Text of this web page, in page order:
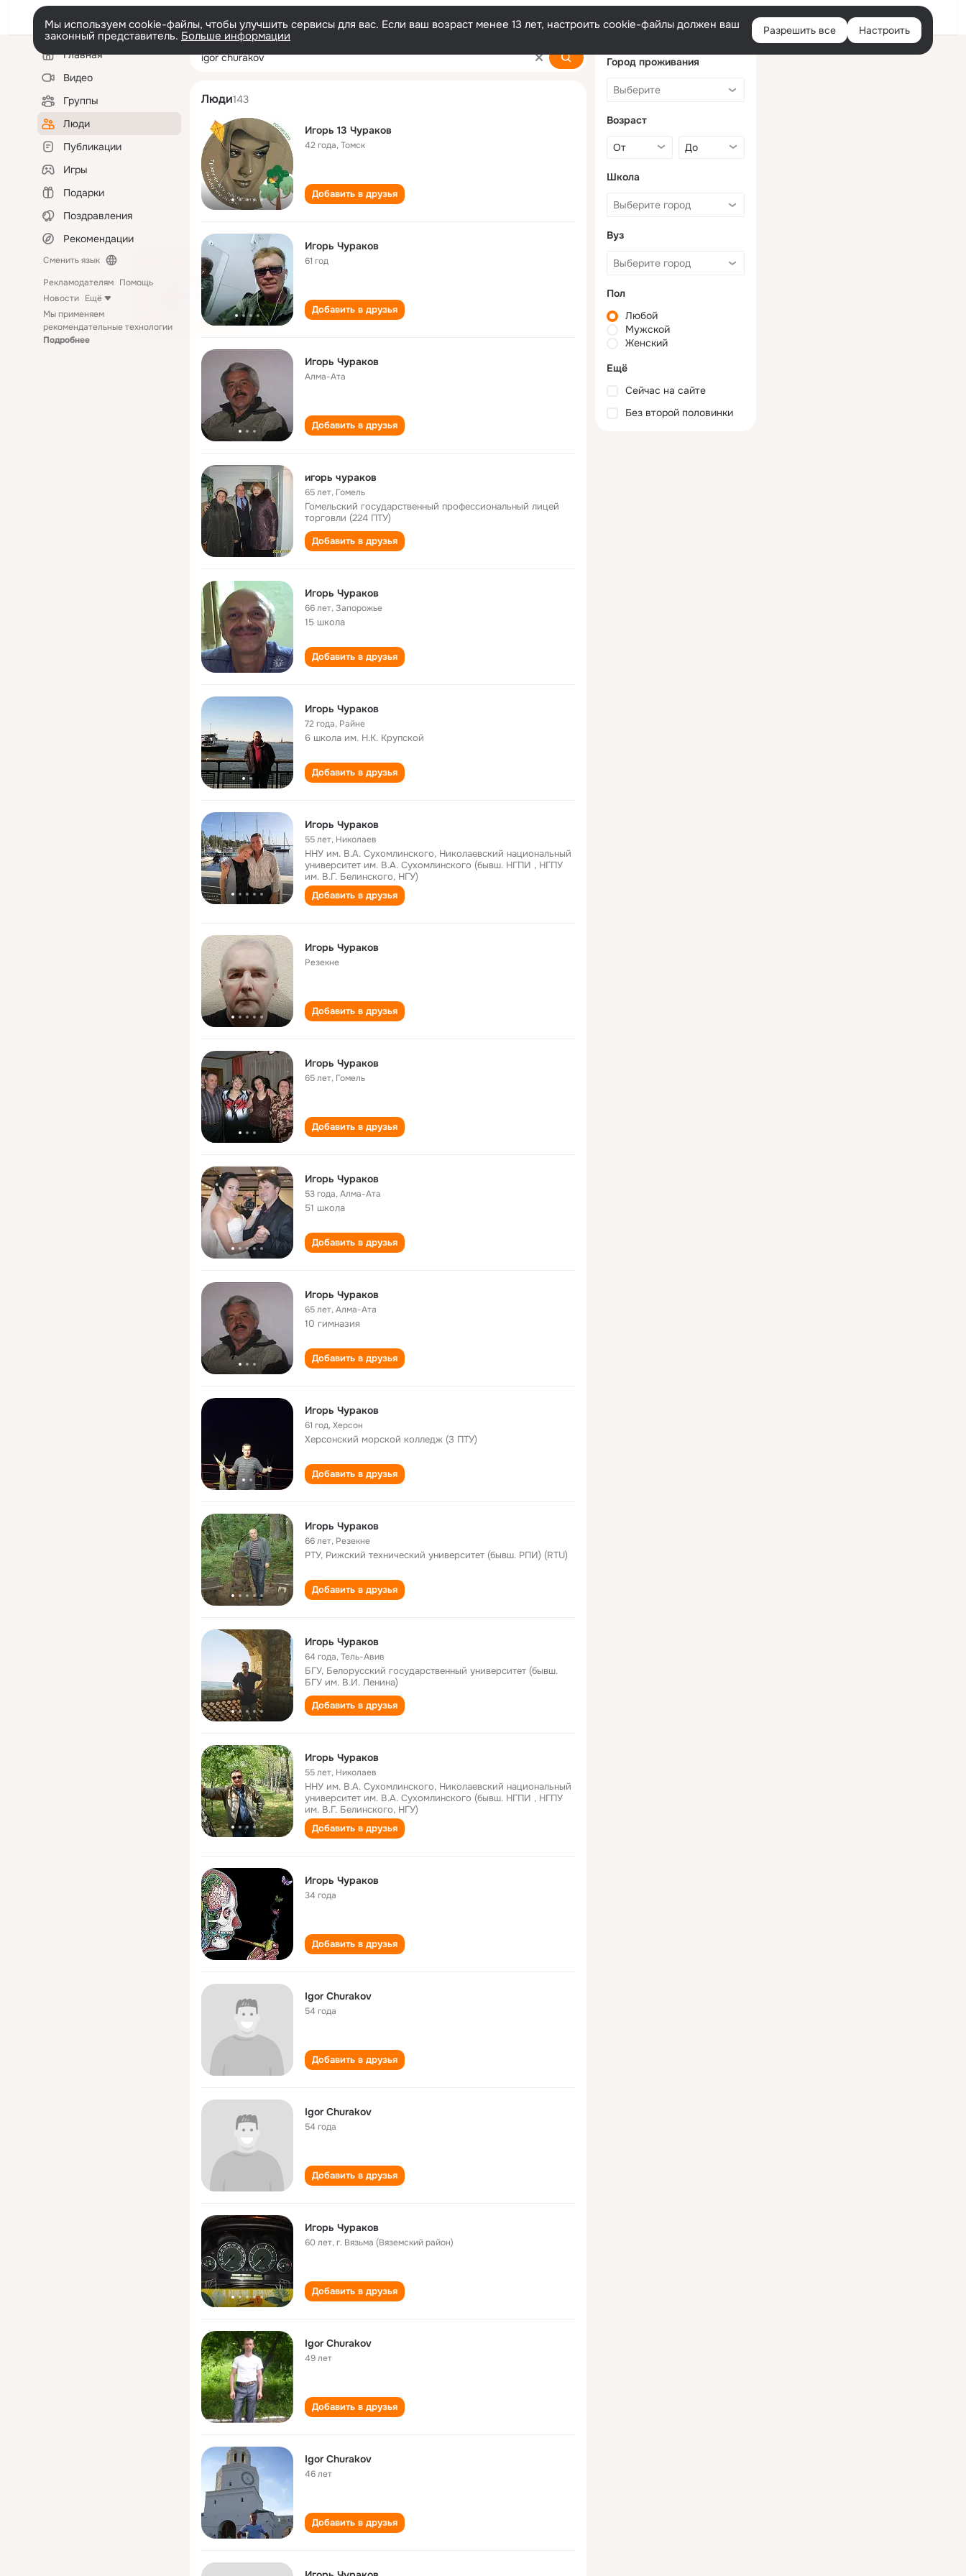
Войти
Мы используем cookie-файлы, чтобы улучшить сервисы для вас. Если ваш возраст менее 13 лет, настроить cookie-файлы должен ваш
законный представитель. Больше информации Разрешить все Настроить
Левая
колонкаГлавная
Видео
Группы
Люди
Публикации
Игры
Подарки
Поздравления
Рекомендации
Сменить язык
Рекламодателям Помощь
Новости Ещё
Мы применяем
рекомендательные технологии
Подробнее
igor churakov
Люди143
Игорь 13 Чураков
42 года,Томск
Добавить в друзья
Игорь Чураков
61 год
Добавить в друзья
Игорь Чураков
Алма-Ата
Добавить в друзья
игорь чураков
65 лет, Гомель
Гомельский государственный профессиональный лицей
торговли (224 ПТУ)
Добавить в друзья
Игорь Чураков
66 лет,Запорожье
15 школа
Добавить в друзья
Игорь Чураков
72 года, Райне
6 школа им. Н.К. Крупской
Добавить в друзья
Игорь Чураков
55 лет, Николаев
ННУ им. В.А. Сухомлинского, Николаевский национальный
университет им. В.А. Сухомлинского (бывш. НГПИ , НГПУ
им. В.Г. Белинского, НГУ)
Добавить в друзья
Игорь Чураков
Резекне
Добавить в друзья
Игорь Чураков
65 лет, Гомель
Добавить в друзья
Игорь Чураков
53 года,Алма-Ата
51 школа
Добавить в друзья
Игорь Чураков
65 лет,Алма-Ата
10 гимназия
Добавить в друзья
Игорь Чураков
61 год,Херсон
Херсонский морской колледж (3 ПТУ)
Добавить в друзья
Игорь Чураков
66 лет, Резекне
РТУ, Рижский технический университет (бывш. РПИ) (RTU)
Добавить в друзья
Игорь Чураков
64 года,Тель-Авив
БГУ, Белорусский государственный университет (бывш.
БГУ им. В.И. Ленина)
Добавить в друзья
Игорь Чураков
55 лет, Николаев
ННУ им. В.А. Сухомлинского, Николаевский национальный
университет им. В.А. Сухомлинского (бывш. НГПИ , НГПУ
им. В.Г. Белинского, НГУ)
Добавить в друзья
Игорь Чураков
34 года
Добавить в друзья
Igor Churakov
54 года
Добавить в друзья
Igor Churakov
54 года
Добавить в друзья
Игорь Чураков
60 лет,г. Вязьма (Вяземский район)
Добавить в друзья
Igor Churakov
49 лет
Добавить в друзья
Igor Churakov
46 лет
Добавить в друзья
Город проживания
Возраст
Школа
Вуз
Пол
Любой
Мужской
Женский
Ещё
Сейчас на сайте
Без второй половинки